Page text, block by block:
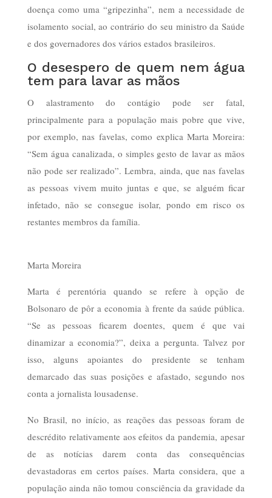
doença como uma “gripezinha”, nem a necessidade de
isolamento social, ao contrário do seu ministro da Saúde
e dos governadores dos vários estados brasileiros.
O desespero de quem nem água
tem para lavar as mãos
O alastramento do contágio pode ser fatal,
principalmente para a população mais pobre que vive,
por exemplo, nas favelas, como explica Marta Moreira:
“Sem água canalizada, o simples gesto de lavar as mãos
não pode ser realizado”. Lembra, ainda, que nas favelas
as pessoas vivem muito juntas e que, se alguém ficar
infetado, não se consegue isolar, pondo em risco os
restantes membros da família.
Marta Moreira
Marta é perentória quando se refere à opção de
Bolsonaro de pôr a economia à frente da saúde pública.
“Se as pessoas ficarem doentes, quem é que vai
dinamizar a economia?”, deixa a pergunta. Talvez por
isso, alguns apoiantes do presidente se tenham
demarcado das suas posições e afastado, segundo nos
conta a jornalista lousadense.
No Brasil, no início, as reações das pessoas foram de
descrédito relativamente aos efeitos da pandemia, apesar
de as notícias darem conta das consequências
devastadoras em certos países. Marta considera, que a
população ainda não tomou consciência da gravidade da